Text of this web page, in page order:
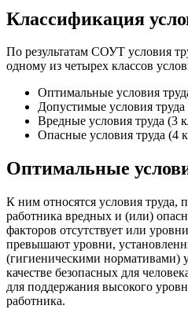
Классификация
По результатам СОУТ условия
одному из четырех классов
Оптимальные условия
Допустимые условия труда
Вредные условия труда (3
Опасные условия труда (4
Оптимальные
К ним относятся условия труда,
работника вредных и (или)
факторов отсутствует или
превышают уровни,
(гигиеническими нормативами)
качестве безопасных для
для поддержания высокого
работника.